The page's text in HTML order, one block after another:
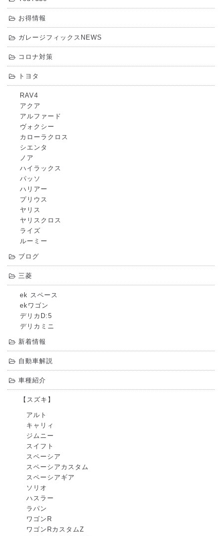
お得情報
ガレージフィックスNEWS
コロナ対策
トヨタ
RAV4
アクア
アルファード
ヴォクシー
カローラクロス
シエンタ
ノア
ハイラックス
パッソ
ハリアー
プリウス
ヤリス
ヤリスクロス
ライズ
ルーミー
ブログ
三菱
ek スペース
ekワゴン
デリカD:5
デリカミニ
新着情報
自動車解説
車種紹介
【スズキ】
アルト
キャリィ
ジムニー
スイフト
スペーシア
スペーシアカスタム
スペーシアギア
ソリオ
ハスラー
ラパン
ワゴンR
ワゴンRカスタムZ